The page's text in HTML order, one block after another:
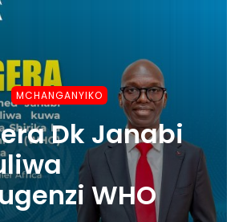
MCHANGANYIKO
Dk Janabi
WHO